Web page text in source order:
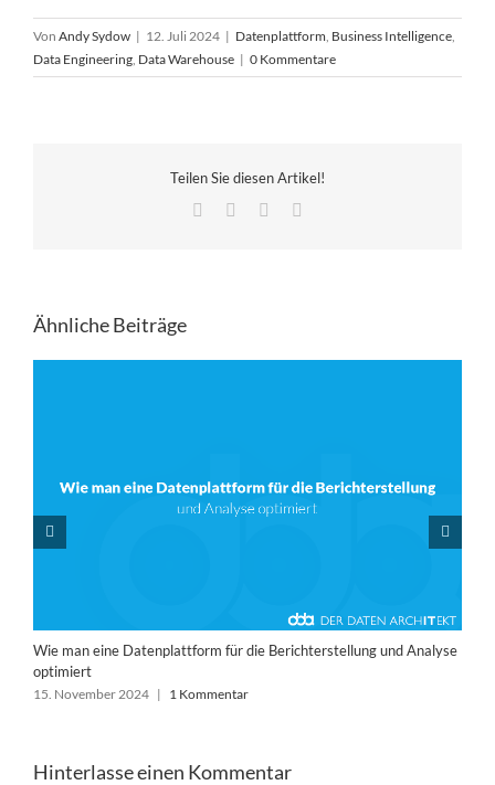
Von Andy Sydow | 12. Juli 2024 | Datenplattform Business Intelligence
Data Engineering Data Warehouse | 0 Kommentare
Teilen Sie diesen Artikel!
FacebookLinkedInPinterest
Ähnliche Beiträge
Wie man eine Datenplattform für die Berichterstellung und Analyse
optimiert
15. November 2024 | 1 Kommentar
Hinterlasse einen Kommentar